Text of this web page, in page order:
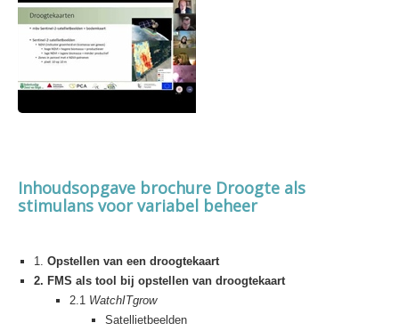
Inhoudsopgave brochure Droogte als
stimulans voor variabel beheer
1. Opstellen van een droogtekaart
2. FMS als tool bij opstellen van droogtekaart
2.1 WatchITgrow
Satellietbeelden